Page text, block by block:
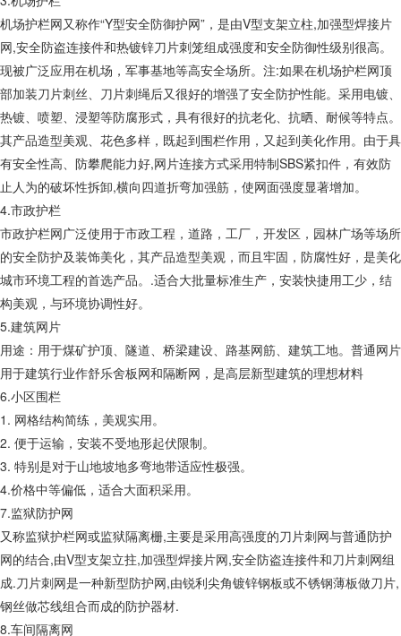
机场护栏网又称作“Y型安全防御护网”，是由V型支架立柱,加强型焊接片
网,安全防盗连接件和热镀锌刀片刺笼组成强度和安全防御性级别很高。
现被广泛应用在机场，军事基地等高安全场所。注:如果在机场护栏网顶
部加装刀片刺丝、刀片刺绳后又很好的增强了安全防护性能。采用电镀、
热镀、喷塑、浸塑等防腐形式，具有很好的抗老化、抗晒、耐候等特点。
其产品造型美观、花色多样，既起到围栏作用，又起到美化作用。由于具
有安全性高、防攀爬能力好,网片连接方式采用特制SBS紧扣件，有效防
止人为的破坏性拆卸,横向四道折弯加强筋，使网面强度显著增加。
4.市政护栏
市政护栏网广泛使用于市政工程，道路，工厂，开发区，园林广场等场所
的安全防护及装饰美化，其产品造型美观，而且牢固，防腐性好，是美化
城市环境工程的首选产品。.适合大批量标准生产，安装快捷用工少，结
构美观，与环境协调性好。
5.建筑网片
用途：用于煤矿护顶、隧道、桥梁建设、路基网筋、建筑工地。普通网片
用于建筑行业作舒乐舍板网和隔断网，是高层新型建筑的理想材料
6.小区围栏
1. 网格结构简练，美观实用。
2. 便于运输，安装不受地形起伏限制。
3. 特别是对于山地坡地多弯地带适应性极强。
4.价格中等偏低，适合大面积采用。
7.监狱防护网
又称监狱护栏网或监狱隔离栅,主要是采用高强度的刀片刺网与普通防护
网的结合,由V型支架立拄,加强型焊接片网,安全防盗连接件和刀片刺网组
成.刀片刺网是一种新型防护网,由锐利尖角镀锌钢板或不锈钢薄板做刀片,
钢丝做芯线组合而成的防护器材.
8.车间隔离网